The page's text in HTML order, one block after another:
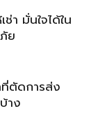
า มั่นใจได้ใน
ย
ตัดการส่ง
าง